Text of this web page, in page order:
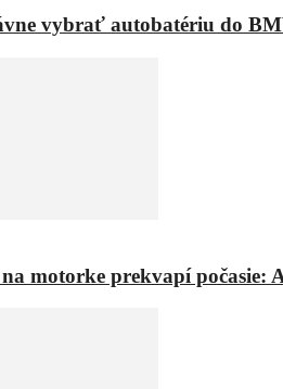
vybrať autobatériu do
motorke prekvapí počasie: